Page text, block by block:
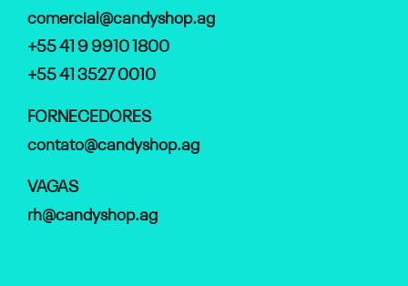
comercial@candyshop.ag
+55 41 9 9910 1800
+55 41 3527 0010
FORNECEDORES
contato@candyshop.ag
VAGAS
rh@candyshop.ag